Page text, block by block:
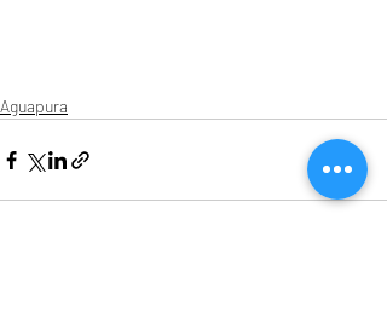
Aguapura